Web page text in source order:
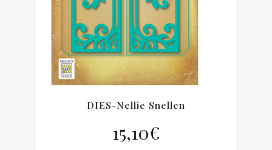
DIES-Nellie Snellen
15,10€